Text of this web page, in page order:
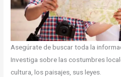
Asegúrate de buscar toda la
Investiga sobre las costumbres
cultura, los paisajes, sus leyes.